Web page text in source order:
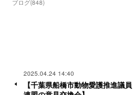
ブログ(848)
2025.04.24 14:40
【千葉県船橋市動物愛護推進議員